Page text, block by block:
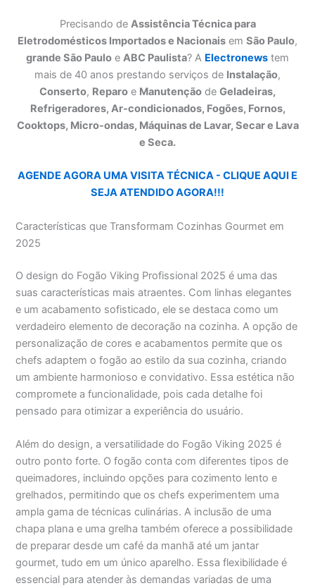
Precisando de Assistência Técnica para
Eletrodomésticos Importados e Nacionais em São Paulo,
grande São Paulo e ABC Paulista? A Electronews tem
mais de 40 anos prestando serviços de Instalação,
Conserto, Reparo e Manutenção de Geladeiras,
Refrigeradores, Ar-condicionados, Fogões, Fornos,
Cooktops, Micro-ondas, Máquinas de Lavar, Secar e Lava
e Seca.
AGENDE AGORA UMA VISITA TÉCNICA - CLIQUE AQUI E
SEJA ATENDIDO AGORA!!!
Características que Transformam Cozinhas Gourmet em
2025
O design do Fogão Viking Profissional 2025 é uma das
suas características mais atraentes. Com linhas elegantes
e um acabamento sofisticado, ele se destaca como um
verdadeiro elemento de decoração na cozinha. A opção de
personalização de cores e acabamentos permite que os
chefs adaptem o fogão ao estilo da sua cozinha, criando
um ambiente harmonioso e convidativo. Essa estética não
compromete a funcionalidade, pois cada detalhe foi
pensado para otimizar a experiência do usuário.
Além do design, a versatilidade do Fogão Viking 2025 é
outro ponto forte. O fogão conta com diferentes tipos de
queimadores, incluindo opções para cozimento lento e
grelhados, permitindo que os chefs experimentem uma
ampla gama de técnicas culinárias. A inclusão de uma
chapa plana e uma grelha também oferece a possibilidade
de preparar desde um café da manhã até um jantar
gourmet, tudo em um único aparelho. Essa flexibilidade é
essencial para atender às demandas variadas de uma